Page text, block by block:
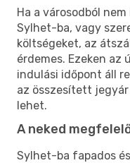
Ha a városodból
Sylhet-ba, vagy
költségeket, az
érdemes. Ezeken az
indulási időpont áll
az összesített
lehet.
A neked
Sylhet-ba fapados